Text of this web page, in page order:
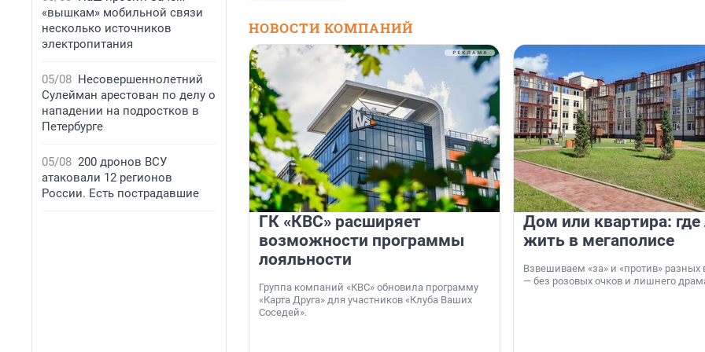
«вышкам» мобильной связи
несколько источников
электропитания
05/08 Несовершеннолетний
Сулейман арестован по делу о
нападении на подростков в
Петербурге
05/08 200 дронов ВСУ
атаковали 12 регионов
России. Есть пострадавшие
НОВОСТИ КОМПАНИЙ
ГК «КВС» расширяет
возможности программы
лояльности
Группа компаний «КВС» обновила программу
«Карта Друга» для участников «Клуба Ваших
Соседей».
Дом или квартира:
жить в мегаполисе
Взвешиваем «за» и «против» разных
— без розовых очков и лишнего